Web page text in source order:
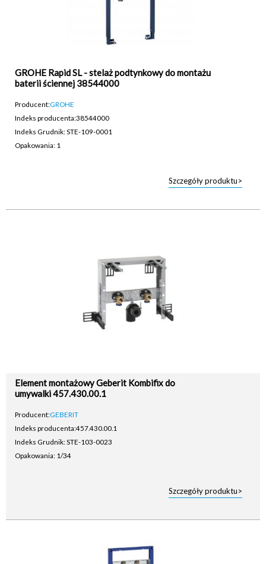
GROHE Rapid SL - stelaż podtynkowy do montażu
baterii ściennej 38544000
Producent:GROHE
Indeks producenta:38544000
Indeks Grudnik: STE-109-0001
Opakowania: 1
Szczegóły produktu>
Element montażowy Geberit Kombifix do
umywalki 457.430.00.1
Producent:GEBERIT
Indeks producenta:457.430.00.1
Indeks Grudnik: STE-103-0023
Opakowania: 1/34
Szczegóły produktu>